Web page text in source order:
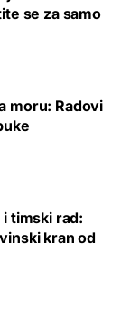
se za samo
moru: Radovi
timski rad:
kran od